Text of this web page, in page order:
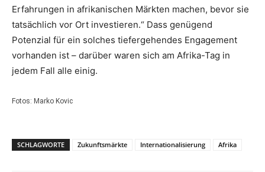
Erfahrungen in afrikanischen Märkten machen, bevor sie
tatsächlich vor Ort investieren.“ Dass genügend
Potenzial für ein solches tiefergehendes Engagement
vorhanden ist – darüber waren sich am Afrika-Tag in
jedem Fall alle einig.
Fotos: Marko Kovic
SCHLAGWORTE Zukunftsmärkte Internationalisierung Afrika